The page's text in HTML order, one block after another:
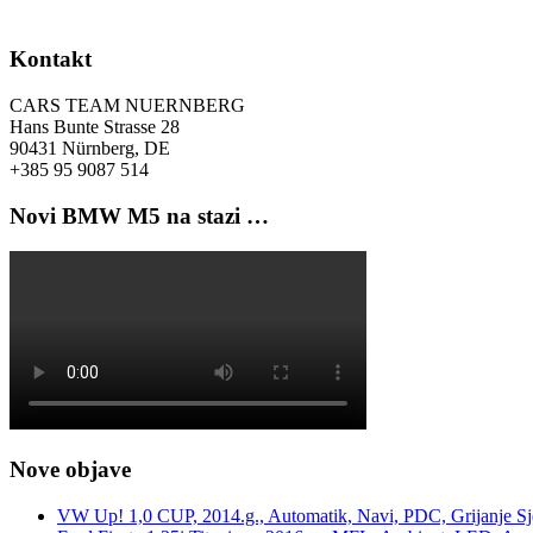
Kontakt
CARS TEAM NUERNBERG
Hans Bunte Strasse 28
90431 Nürnberg, DE
+385 95 9087 514
Novi BMW M5 na stazi …
Nove objave
VW Up! 1,0 CUP, 2014.g., Automatik, Navi, PDC, Grijanje